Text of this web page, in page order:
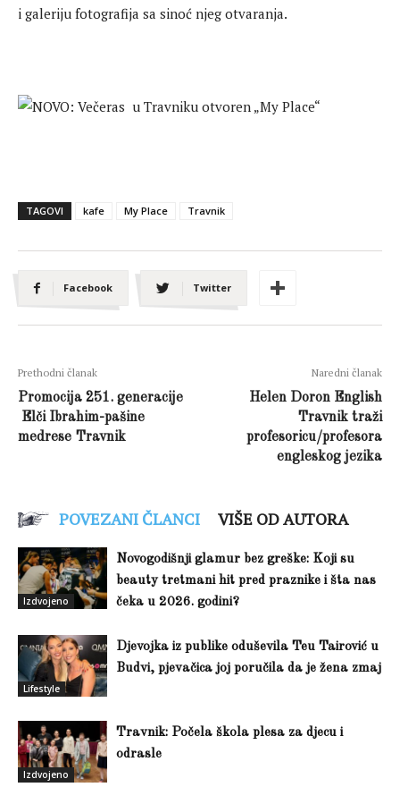
i galeriju fotografija sa sinoć njeg otvaranja.
TAGOVI kafe My Place Travnik
Facebook Twitter
Prethodni članak
Promocija 251. generacije
Elči Ibrahim-pašine
medrese Travnik
Naredni članak
Helen Doron English
Travnik traži
profesoricu/profesora
engleskog jezika
POVEZANI ČLANCI VIŠE OD AUTORA
Izdvojeno
Novogodišnji glamur bez greške: Koji su
beauty tretmani hit pred praznike i šta nas
čeka u 2026. godini?
Lifestyle
Djevojka iz publike oduševila Teu Tairović u
Budvi, pjevačica joj poručila da je žena zmaj
Izdvojeno
Travnik: Počela škola plesa za djecu i
odrasle